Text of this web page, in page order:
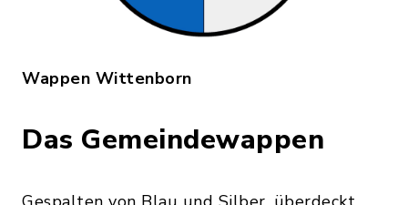
Wappen Wittenborn
Das Gemeindewappen